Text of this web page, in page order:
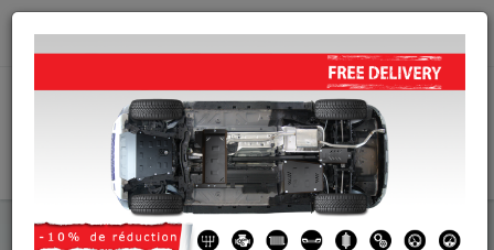
info@cachesousmoteur.fr
Cache Sous Moteur Volkswagen